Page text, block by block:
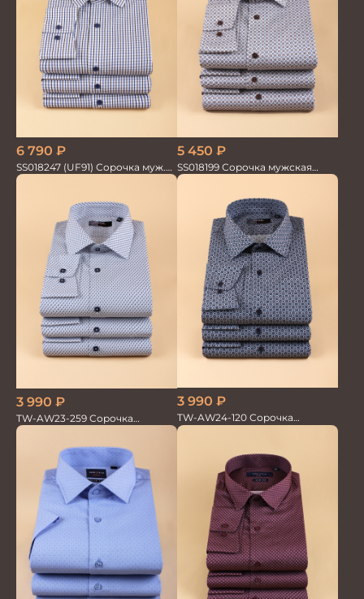
6 790 ₽
SS018247 (UF91) Сорочка муж.
GROSTYLE TRENDY
5 450 ₽
SS018199 Сорочка мужская
GROSTYLE PRIME
3 990 ₽
TW-AW23-259 Сорочка
мужская
3 990 ₽
TW-AW24-120 Сорочка
мужская